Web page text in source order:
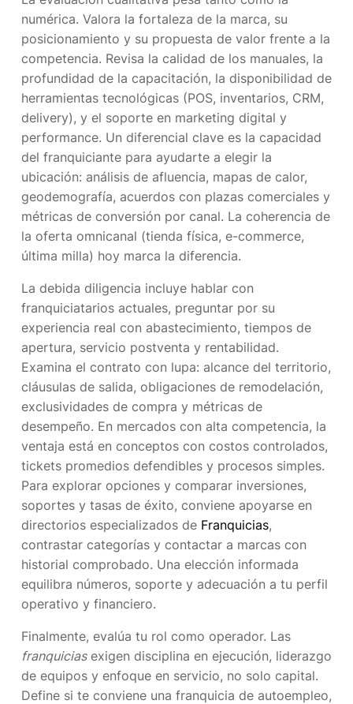
numérica. Valora la fortaleza de la marca, su
posicionamiento y su propuesta de valor frente a la
competencia. Revisa la calidad de los manuales, la
profundidad de la capacitación, la disponibilidad de
herramientas tecnológicas (POS, inventarios, CRM,
delivery), y el soporte en marketing digital y
performance. Un diferencial clave es la capacidad
del franquiciante para ayudarte a elegir la
ubicación: análisis de afluencia, mapas de calor,
geodemografía, acuerdos con plazas comerciales y
métricas de conversión por canal. La coherencia de
la oferta omnicanal (tienda física, e-commerce,
última milla) hoy marca la diferencia.
La debida diligencia incluye hablar con
franquiciatarios actuales, preguntar por su
experiencia real con abastecimiento, tiempos de
apertura, servicio postventa y rentabilidad.
Examina el contrato con lupa: alcance del territorio,
cláusulas de salida, obligaciones de remodelación,
exclusividades de compra y métricas de
desempeño. En mercados con alta competencia, la
ventaja está en conceptos con costos controlados,
tickets promedios defendibles y procesos simples.
Para explorar opciones y comparar inversiones,
soportes y tasas de éxito, conviene apoyarse en
directorios especializados de Franquicias,
contrastar categorías y contactar a marcas con
historial comprobado. Una elección informada
equilibra números, soporte y adecuación a tu perfil
operativo y financiero.
Finalmente, evalúa tu rol como operador. Las
franquiciasexigen disciplina en ejecución, liderazgo
de equipos y enfoque en servicio, no solo capital.
Define si te conviene una franquicia de autoempleo,